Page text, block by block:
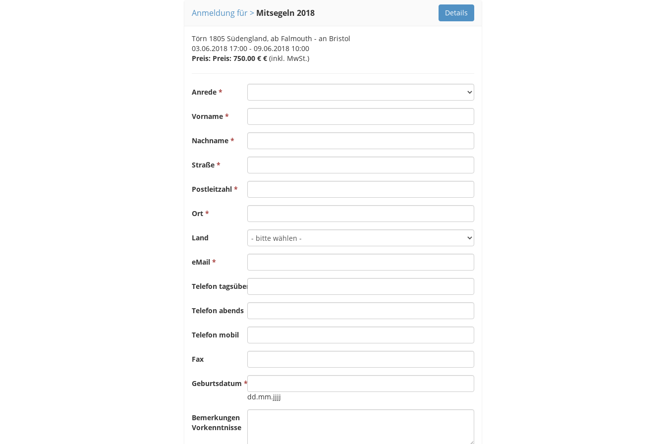
Anmeldung für Mitsegeln 2018
Törn 1805 Südengland, ab Falmouth - an Bristol
03.06.2018 17:00 - 09.06.2018 10:00
Preis: Preis: 750.00 € € (inkl. MwSt.)
Anrede
Vorname
Nachname
Straße
Postleitzahl
Ort
Land
eMail
Telefon tagsüber
Telefon abends
Telefon mobil
Fax
Geburtsdatum
dd.mm.jjjj
Bemerkungen
Vorkenntnisse